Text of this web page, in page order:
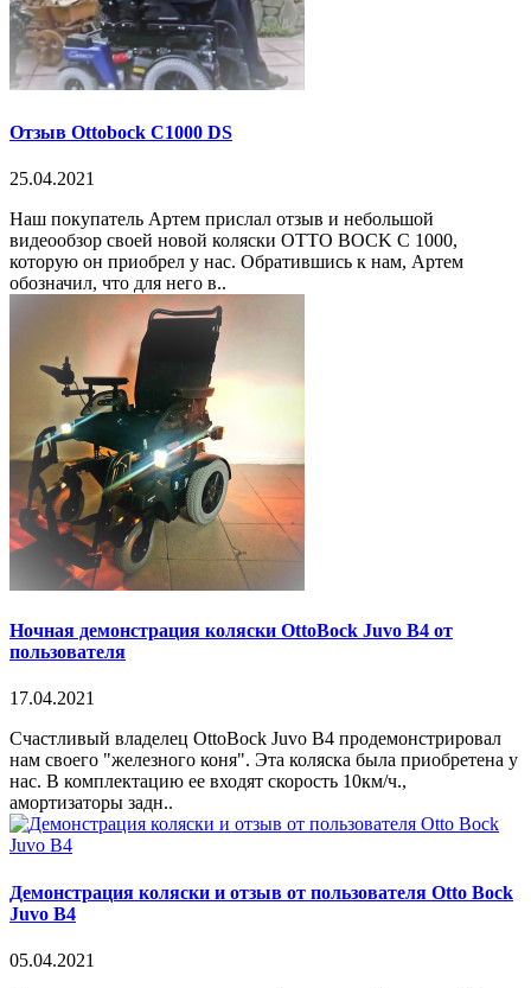
Отзыв Ottobock C1000 DS
25.04.2021
Наш покупатель Артем прислал отзыв и небольшой
видеообзор своей новой коляски OTTO BOCK C 1000,
которую он приобрел у нас. Обратившись к нам, Артем
обозначил, что для него в..
Ночная демонстрация коляски OttoBock Juvo B4 от
пользователя
17.04.2021
Счастливый владелец OttoBock Juvo B4 продемонстрировал
нам своего "железного коня". Эта коляска была приобретена у
нас. В комплектацию ее входят скорость 10км/ч.,
амортизаторы задн..
Демонстрация коляски и отзыв от пользователя Otto Bock
Juvo B4
05.04.2021